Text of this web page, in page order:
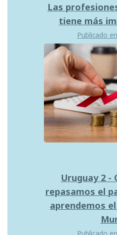
Las
tiene más
Publicado en
Uruguay 2 -
repasamos el
aprendemos
Publicado en